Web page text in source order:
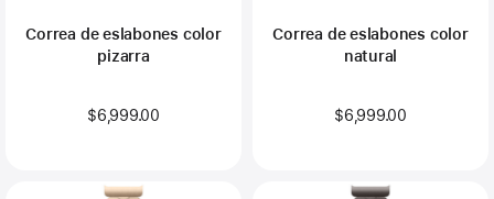
Correa de eslabones color
pizarra
$6,999.00
Correa de eslabones color
natural
$6,999.00